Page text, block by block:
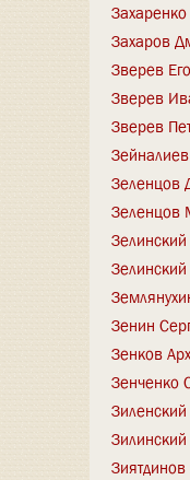
Захаров
Зверев
Зверев
Зверев
Зейналиев
Зеленцов
Зеленцов
Зенин
Зенков
Зенченко